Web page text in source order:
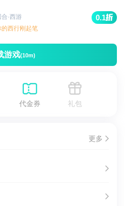
合·西游
西行刚起笔
0.1
游戏(10m)
代金券 礼包
更多